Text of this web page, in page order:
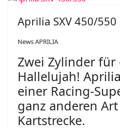
Aprilia SXV 450/550
News APRILIA
Zwei Zylinder für
Hallelujah!
einer Racing-
ganz anderen
Kartstrecke.